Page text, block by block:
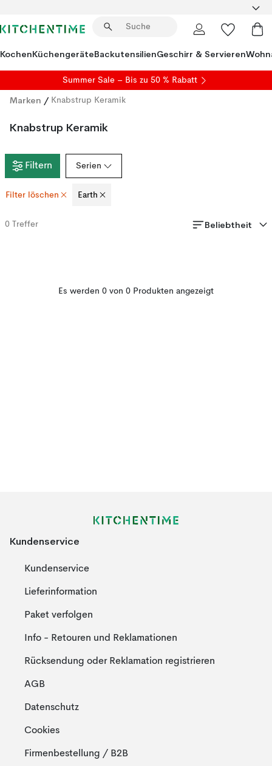
KochenKüchengeräteBackutensilienGeschirr & Servieren
Summer Sale – Bis zu 50 % Rabatt
Marken / Knabstrup Keramik
Knabstrup Keramik
Filtern Serien
Filter löschen Earth
0 Treffer Beliebtheit
Es werden 0 von 0 Produkten angezeigt
Kundenservice
Kundenservice
Lieferinformation
Paket verfolgen
Info - Retouren und Reklamationen
Rücksendung oder Reklamation registrieren
AGB
Datenschutz
Cookies
Firmenbestellung / B2B